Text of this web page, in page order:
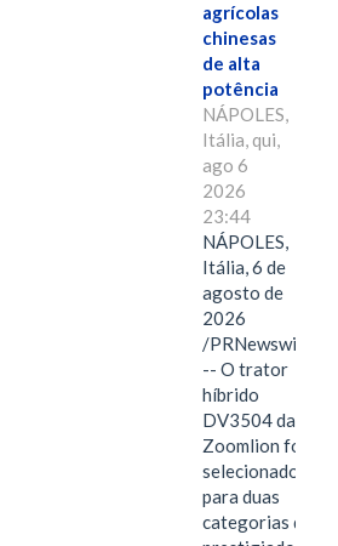
agrícolas
chinesas
de alta
potência
NÁPOLES,
Itália, qui,
ago 6
2026
23:44
NÁPOLES,
Itália, 6 de
agosto de
2026
/PRNewswire/
-- O trator
híbrido
DV3504 da
Zoomlion foi
selecionado
para duas
categorias do